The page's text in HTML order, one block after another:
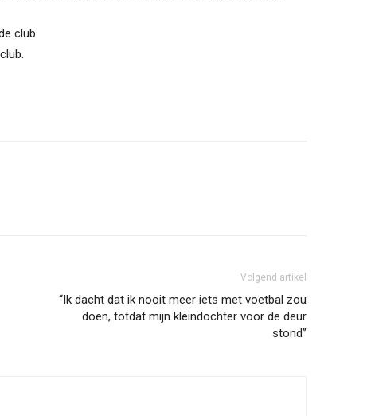
club.
Volgend artikel
“Ik dacht dat ik nooit meer iets met voetbal zou
doen, totdat mijn kleindochter voor de deur
stond”